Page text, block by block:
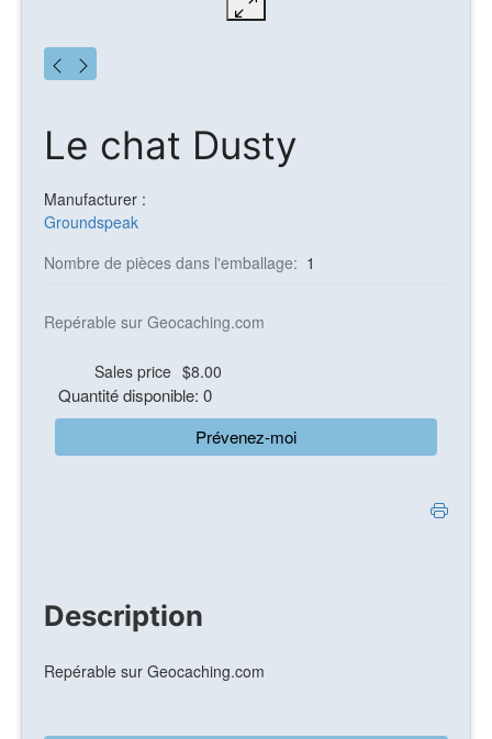
Le chat Dusty
Manufacturer :
Groundspeak
Nombre de pièces dans l'emballage: 1
Repérable sur Geocaching.com
Sales price $8.00
Quantité disponible: 0
Prévenez-moi
Description
Repérable sur Geocaching.com